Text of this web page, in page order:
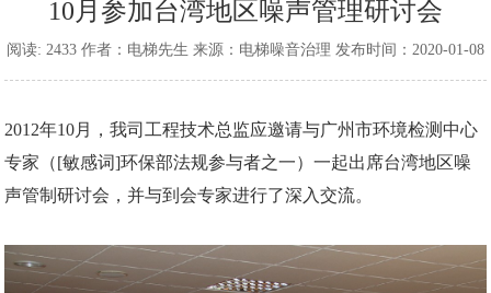
10月参加台湾地区噪声管理研讨会
阅读: 2433 作者：电梯先生 来源：电梯噪音治理 发布时间：2020-01-08
2012年10月，我司工程技术总监应邀请与广州市环境检测中心
专家（[敏感词]环保部法规参与者之一）一起出席台湾地区噪
声管制研讨会，并与到会专家进行了深入交流。